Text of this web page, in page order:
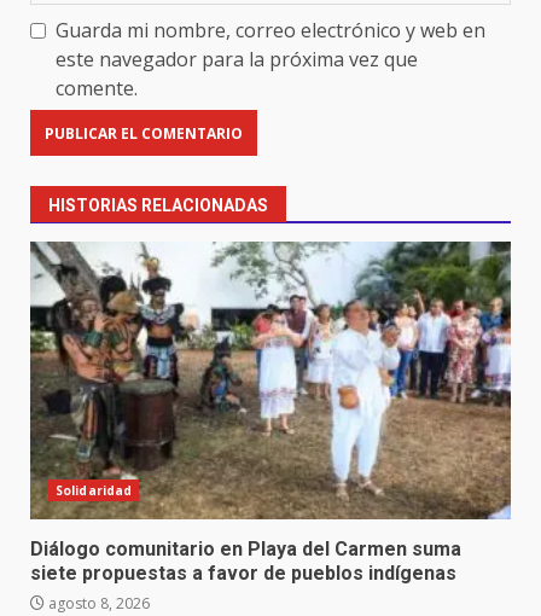
Guarda mi nombre, correo electrónico y web en
este navegador para la próxima vez que
comente.
HISTORIAS RELACIONADAS
Solidaridad
Diálogo comunitario en Playa del Carmen suma
siete propuestas a favor de pueblos indígenas
agosto 8, 2026